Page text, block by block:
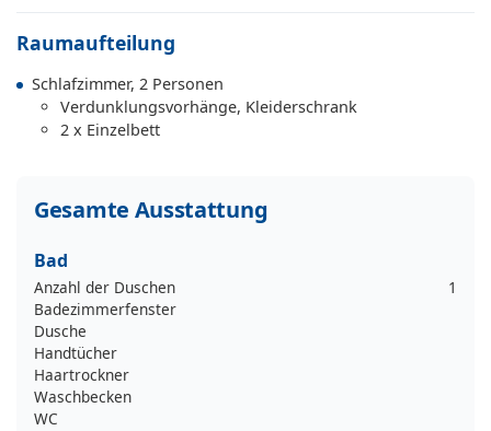
Raumaufteilung
Schlafzimmer, 2 Personen
Verdunklungsvorhänge, Kleiderschrank
2 x Einzelbett
Gesamte Ausstattung
Bad
Anzahl der Duschen
1
Badezimmerfenster
Dusche
Handtücher
Haartrockner
Waschbecken
WC